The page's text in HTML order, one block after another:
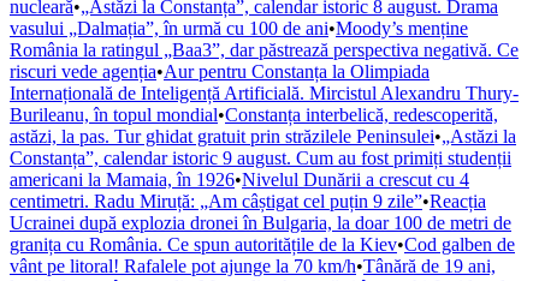
nucleară•„Astăzi la Constanța”, calendar istoric 8 august. Drama
vasului „Dalmația”, în urmă cu 100 de ani•Moody’s menține
România la ratingul „Baa3”, dar păstrează perspectiva negativă. Ce
riscuri vede agenția•Aur pentru Constanța la Olimpiada
Internațională de Inteligență Artificială. Mircistul Alexandru Thury-
Burileanu, în topul mondial•Constanța interbelică, redescoperită,
astăzi, la pas. Tur ghidat gratuit prin străzilele Peninsulei•„Astăzi la
Constanța”, calendar istoric 9 august. Cum au fost primiți studenții
americani la Mamaia, în 1926•Nivelul Dunării a crescut cu 4
centimetri. Radu Miruță: „Am câștigat cel puțin 9 zile”•Reacția
Ucrainei după explozia dronei în Bulgaria, la doar 100 de metri de
granița cu România. Ce spun autoritățile de la Kiev•Cod galben de
vânt pe litoral! Rafalele pot ajunge la 70 km/h•Tânără de 19 ani,